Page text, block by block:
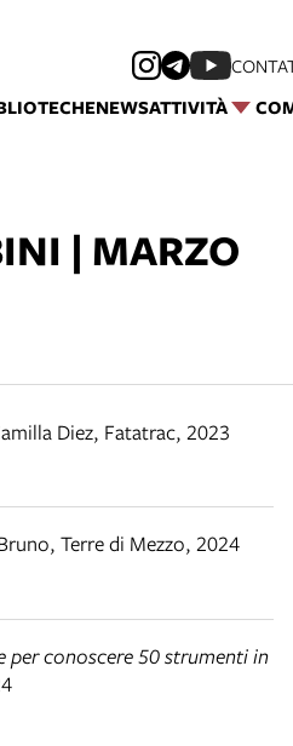
NEWSATTIVITÀ
| MARZO
Diez, Fatatrac, 2023
, Terre di Mezzo, 2024
per conoscere 50 strumenti in